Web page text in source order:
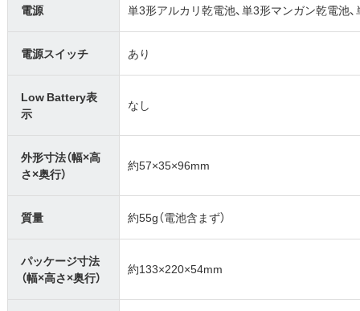
電源 単3形アルカリ乾電池、単3形マンガン乾電池
電源スイッチ あり
Low Battery表
示
なし
外形寸法（幅×高
さ×奥行）
約57×35×96mm
質量 約55g（電池含まず）
パッケージ寸法
（幅×高さ×奥行）
約133×220×54mm